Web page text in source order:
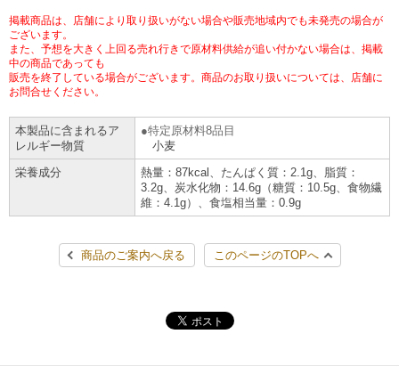
ニンテンドー・ダウンロードカード
スキャン
ファクス
チケット
セブン銀行ATM
ご利用可能なお支払い方法
各種料金のお支払い
チケットぴあ
イープラス
CNプレイガイド
タワーレコード
セブンネットショッピング
停電時のサービス停止のお知らせ
貸借対照表・損益計算書
沿革
国内店舗数
サステナビリティ推進体制
GREEN CHALLENGE 2050
4VISIONS
サステナビリティニュース
サステナビリティレポート
店舗検索
ネットショッピング
お問い合わせ
Language
English (Corporate)
English (Services)
한국어(서비스)
掲載商品は、店舗により取り扱いがない場合や販売地域内でも未発売の場合が
ございます。
また、予想を大きく上回る売れ行きで原材料供給が追い付かない場合は、掲載
中の商品であっても
販売を終了している場合がございます。商品のお取り扱いについては、店舗に
お問合せください。
本製品に含まれるア
レルギー物質
特定原材料8品目
小麦
栄養成分
熱量：87kcal、たんぱく質：2.1g、脂質：
3.2g、炭水化物：14.6g（糖質：10.5g、食物繊
維：4.1g）、食塩相当量：0.9g
商品のご案内へ戻る このページのTOPへ